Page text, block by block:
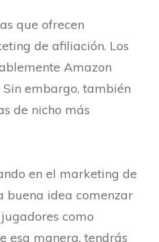
que ofrecen
de afiliación. Los
Amazon
Sin embargo, también
de nicho más
en el marketing de
buena idea comenzar
como
esa manera, tendrás